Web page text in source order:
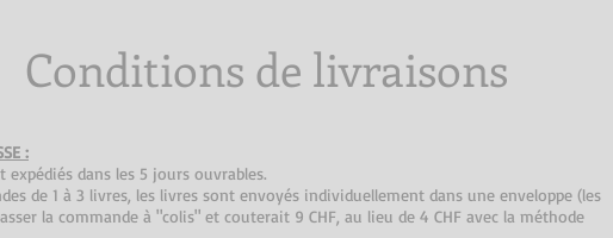
Conditions de livraisons
:
expédiés dans les 5 jours ouvrables.
de 1 à 3 livres, les livres sont envoyés individuellement dans une enveloppe (les
la commande à "colis" et couterait 9 CHF, au lieu de 4 CHF avec la méthode